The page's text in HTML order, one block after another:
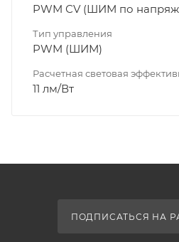
PWM СV (ШИМ по
Тип управления
PWM (ШИМ)
Расчетная световая
11 лм/Вт
ПОДПИСАТЬСЯ НА